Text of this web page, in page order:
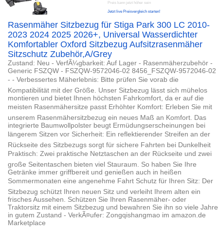
Preis kann jetzt höher sein
Jetzt live Preisvergleich starten!
Rasenmäher Sitzbezug für Stiga Park 300 LC 2010-
2023 2024 2025 2026+, Universal Wasserdichter
Komfortabler Oxford Sitzbezug Aufsitzrasenmäher
Sitzschutz Zubehör,A/Grey
Zustand: Neu - VerfÃ¼gbarkeit: Auf Lager - Rasenmäherzubehör -
Generic FSZQW - FSZQW-9572046-02 8456_FSZQW-9572046-02
- - Verbessertes Mäherlebnis: Bitte prüfen Sie vorab die
Kompatibilität mit der Größe. Unser Sitzbezug lässt sich mühelos
montieren und bietet Ihnen höchsten Fahrkomfort, da er auf die
meisten Rasenmähersitze passt Erhöhter Komfort: Erleben Sie mit
unserem Rasenmähersitzbezug ein neues Maß an Komfort. Das
integrierte Baumwollpolster beugt Ermüdungserscheinungen bei
längerem Sitzen vor Sicherheit: Ein reflektierender Streifen an der
Rückseite des Sitzbezugs sorgt für sichere Fahrten bei Dunkelheit
Praktisch: Zwei praktische Netztaschen an der Rückseite und zwei
große Seitentaschen bieten viel Stauraum. So haben Sie Ihre
Getränke immer griffbereit und genießen auch in heißen
Sommermonaten eine angenehme Fahrt Schutz für Ihren Sitz: Der
Sitzbezug schützt Ihren neuen Sitz und verleiht Ihrem alten ein
frisches Aussehen. Schützen Sie Ihren Rasenmäher- oder
Traktorsitz mit einem Sitzbezug und bewahren Sie ihn so viele Jahre
in gutem Zustand - VerkÃ¤ufer: Zongqishangmao im amazon.de
Marketplace